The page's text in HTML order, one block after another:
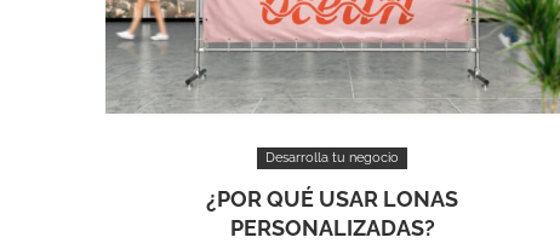
Desarrolla tu negocio
¿POR QUÉ USAR LONAS
PERSONALIZADAS?